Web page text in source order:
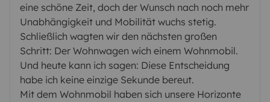
eine schöne Zeit, doch der Wunsch nach noch mehr
Unabhängigkeit und Mobilität wuchs stetig.
Schließlich wagten wir den nächsten großen
Schritt: Der Wohnwagen wich einem Wohnmobil.
Und heute kann ich sagen: Diese Entscheidung
habe ich keine einzige Sekunde bereut.
Mit dem Wohnmobil haben sich unsere Horizonte